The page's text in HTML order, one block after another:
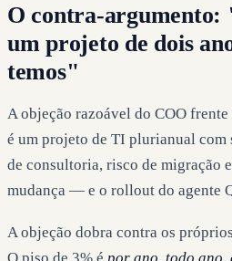
O contra-argumento:
um projeto de dois
temos"
A objeção razoável do COO
é um projeto de TI plurianual com
de consultoria, risco de migração
mudança — e o rollout do agente
A objeção dobra contra os